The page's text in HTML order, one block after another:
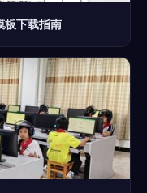
板下载指南